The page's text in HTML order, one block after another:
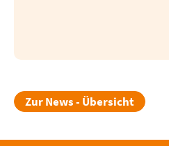
Zur News - Übersicht